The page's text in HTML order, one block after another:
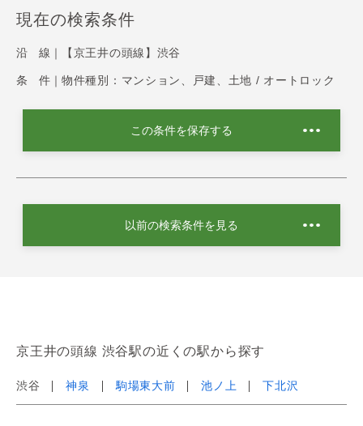
現在の検索条件
沿 線｜ 【京王井の頭線】渋谷
条 件｜ 物件種別：マンション、戸建、土地 / オートロック
この条件を保存する
以前の検索条件を見る
京王井の頭線 渋谷駅の近くの駅から探す
渋谷 神泉 駒場東大前 池ノ上 下北沢